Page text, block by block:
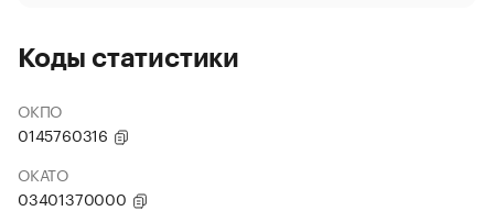
Коды статистики
ОКПО
0145760316
ОКАТО
03401370000